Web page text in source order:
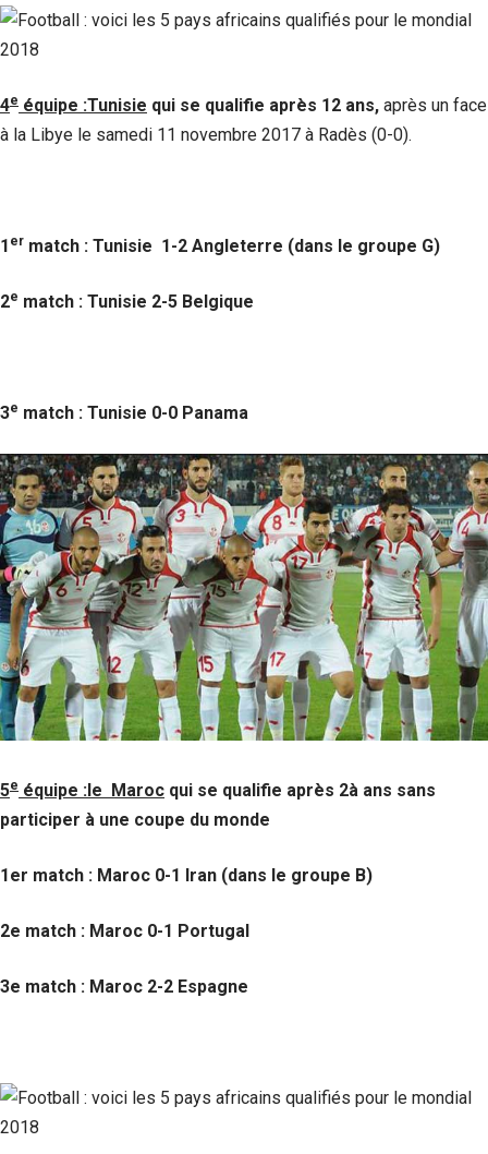
4e équipe :Tunisie qui se qualifie après 12 ans, après un face
à la Libye le samedi 11 novembre 2017 à Radès (0-0).
1 er match : Tunisie 1-2 Angleterre (dans le groupe G)
2e match : Tunisie 2-5 Belgique
3e match : Tunisie 0-0 Panama
5e équipe :le Maroc qui se qualifie après 2à ans sans
participer à une coupe du monde
1er match : Maroc 0-1 Iran (dans le groupe B)
2e match : Maroc 0-1 Portugal
3e match : Maroc 2-2 Espagne